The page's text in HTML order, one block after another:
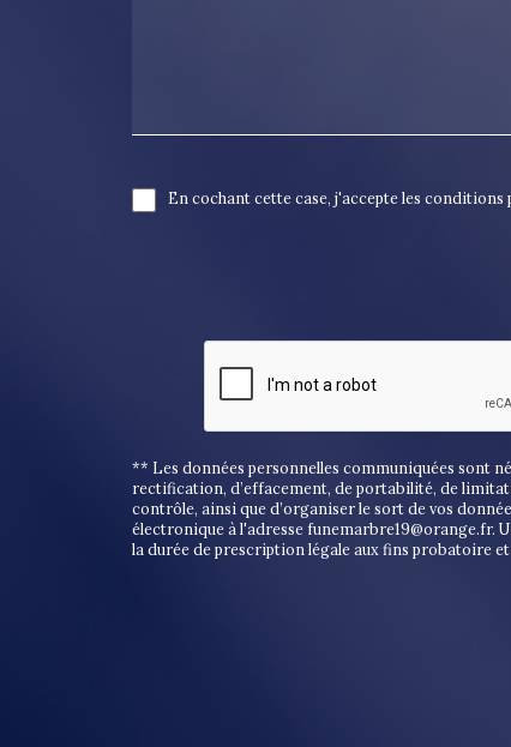
En cochant cette case, j'accepte les
** Les données personnelles communiquées sont
rectification, d’effacement, de portabilité, de
contrôle, ainsi que d’organiser le sort de vos
électronique à l'adresse funemarbre19@orange.fr.
la durée de prescription légale aux fins probatoire